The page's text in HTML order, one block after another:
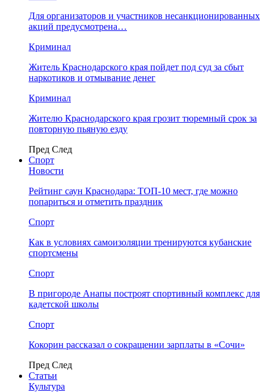
Для организаторов и участников несанкционированных
акций предусмотрена…
Криминал
Житель Краснодарского края пойдет под суд за сбыт
наркотиков и отмывание денег
Криминал
Жителю Краснодарского края грозит тюремный срок за
повторную пьяную езду
Пред След
Спорт
Новости
Рейтинг саун Краснодара: ТОП-10 мест, где можно
попариться и отметить праздник
Спорт
Как в условиях самоизоляции тренируются кубанские
спортсмены
Спорт
В пригороде Анапы построят спортивный комплекс для
кадетской школы
Спорт
Кокорин рассказал о сокращении зарплаты в «Сочи»
Пред След
Статьи
Культура